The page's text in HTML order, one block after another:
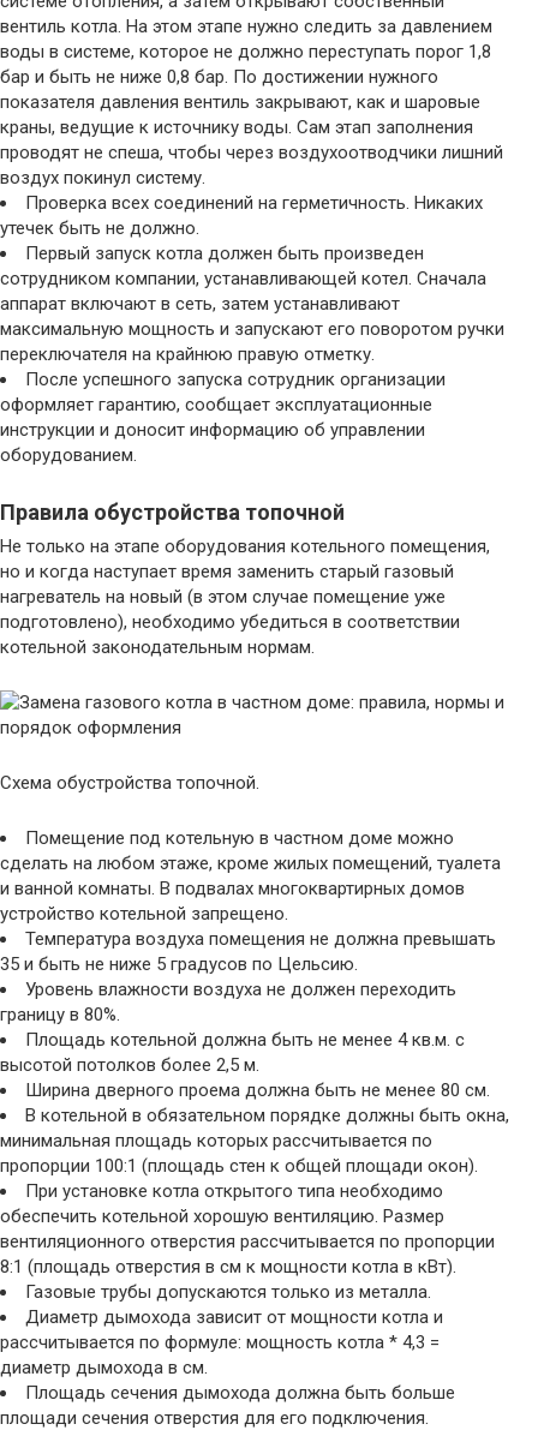
вентиль котла. На этом этапе нужно следить за давлением
воды в системе, которое не должно переступать порог 1,8
бар и быть не ниже 0,8 бар. По достижении нужного
показателя давления вентиль закрывают, как и шаровые
краны, ведущие к источнику воды. Сам этап заполнения
проводят не спеша, чтобы через воздухоотводчики лишний
воздух покинул систему.
Проверка всех соединений на герметичность. Никаких
утечек быть не должно.
Первый запуск котла должен быть произведен
сотрудником компании, устанавливающей котел. Сначала
аппарат включают в сеть, затем устанавливают
максимальную мощность и запускают его поворотом ручки
переключателя на крайнюю правую отметку.
После успешного запуска сотрудник организации
оформляет гарантию, сообщает эксплуатационные
инструкции и доносит информацию об управлении
оборудованием.
Правила обустройства топочной
Не только на этапе оборудования котельного помещения,
но и когда наступает время заменить старый газовый
нагреватель на новый (в этом случае помещение уже
подготовлено), необходимо убедиться в соответствии
котельной законодательным нормам.
Схема обустройства топочной.
Помещение под котельную в частном доме можно
сделать на любом этаже, кроме жилых помещений, туалета
и ванной комнаты. В подвалах многоквартирных домов
устройство котельной запрещено.
Температура воздуха помещения не должна превышать
35 и быть не ниже 5 градусов по Цельсию.
Уровень влажности воздуха не должен переходить
границу в 80%.
Площадь котельной должна быть не менее 4 кв.м. с
высотой потолков более 2,5 м.
Ширина дверного проема должна быть не менее 80 см.
В котельной в обязательном порядке должны быть окна,
минимальная площадь которых рассчитывается по
пропорции 100:1 (площадь стен к общей площади окон).
При установке котла открытого типа необходимо
обеспечить котельной хорошую вентиляцию. Размер
вентиляционного отверстия рассчитывается по пропорции
8:1 (площадь отверстия в см к мощности котла в кВт).
Газовые трубы допускаются только из металла.
Диаметр дымохода зависит от мощности котла и
рассчитывается по формуле: мощность котла * 4,3 =
диаметр дымохода в см.
Площадь сечения дымохода должна быть больше
площади сечения отверстия для его подключения.